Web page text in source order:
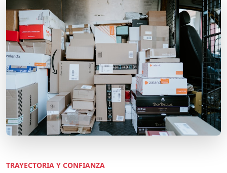
TRAYECTORIA Y CONFIANZA